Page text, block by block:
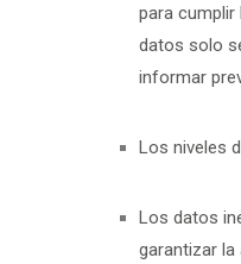
para cumplir
datos solo
informar
Los niveles
Los datos
garantizar